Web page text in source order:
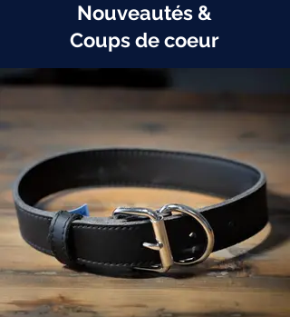
Nouveautés &
Coups de coeur